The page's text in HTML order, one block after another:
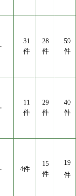
31
件
28
件
59
件
11
件
29
件
40
件
4件
15
件
19
件